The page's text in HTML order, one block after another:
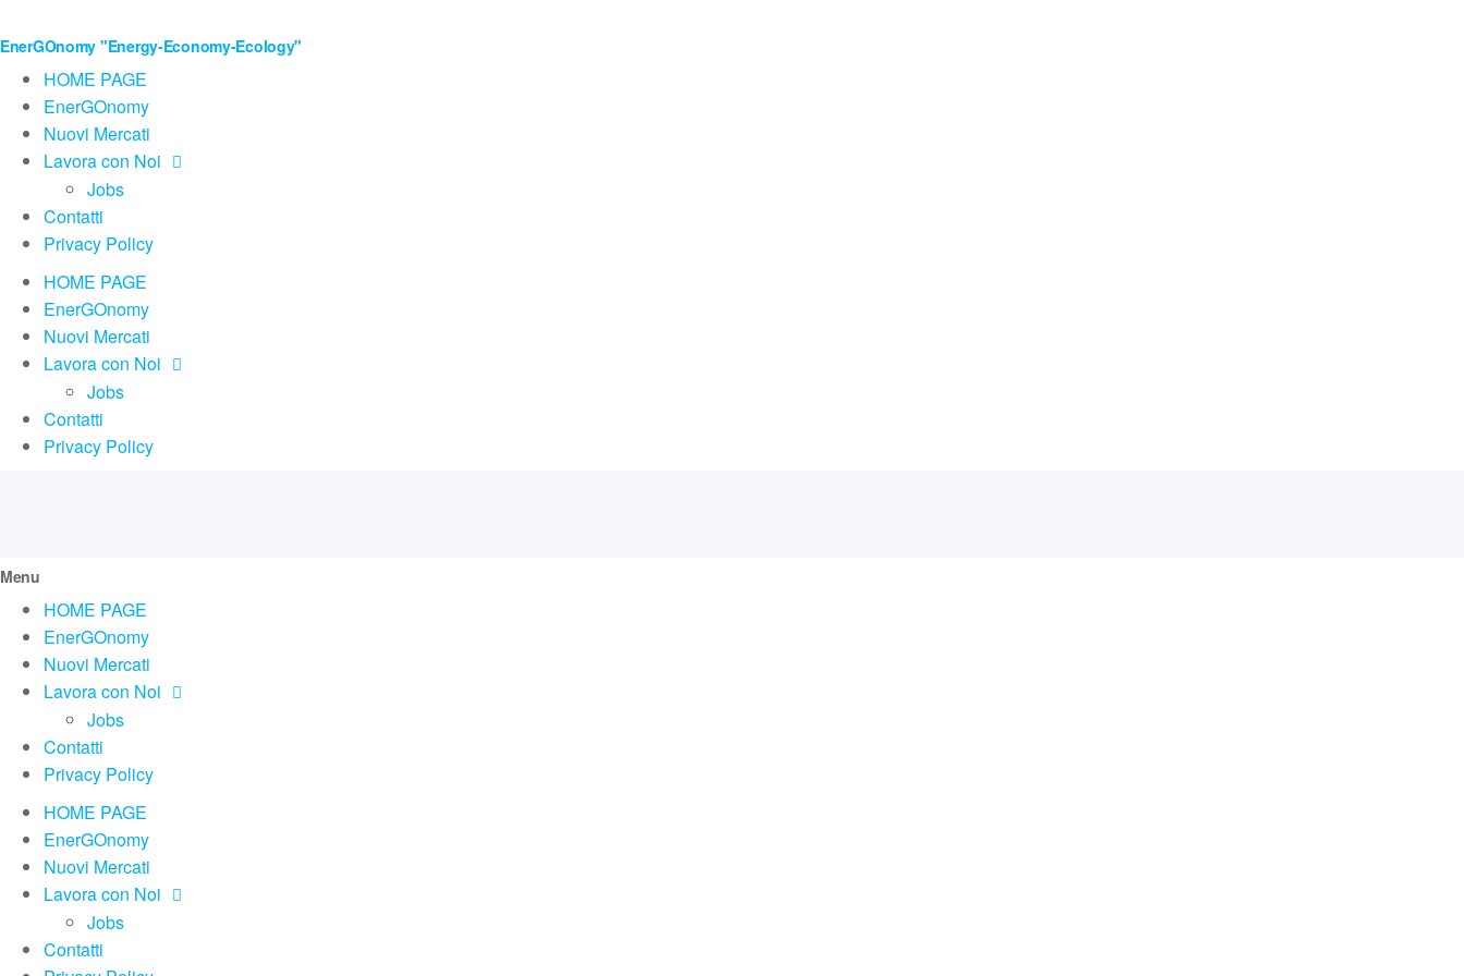
EnerGOnomy "Energy-Economy-Ecology"
HOME PAGE
EnerGOnomy
Nuovi Mercati
Lavora con Noi
Jobs
Contatti
Privacy Policy
HOME PAGE
EnerGOnomy
Nuovi Mercati
Lavora con Noi
Jobs
Contatti
Privacy Policy
Menu
HOME PAGE
EnerGOnomy
Nuovi Mercati
Lavora con Noi
Jobs
Contatti
Privacy Policy
HOME PAGE
EnerGOnomy
Nuovi Mercati
Lavora con Noi
Jobs
Contatti